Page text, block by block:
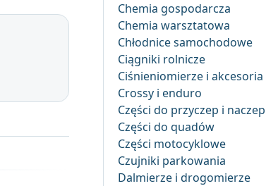
Chemia gospodarcza
Chemia warsztatowa
Chłodnice samochodowe
Ciągniki rolnicze
Ciśnieniomierze i akcesoria
Crossy i enduro
Części do przyczep i naczep
Części do quadów
Części motocyklowe
Czujniki parkowania
Dalmierze i drogomierze